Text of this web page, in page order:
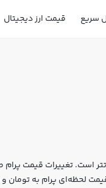
سریع قیمت ارز دیجیتال
می‌توانید قیمت لحظه‌ای پرام به